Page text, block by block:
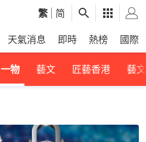
繁 简
天氣消息 即時 熱榜 國際
一物 藝文 匠藝香港 藝